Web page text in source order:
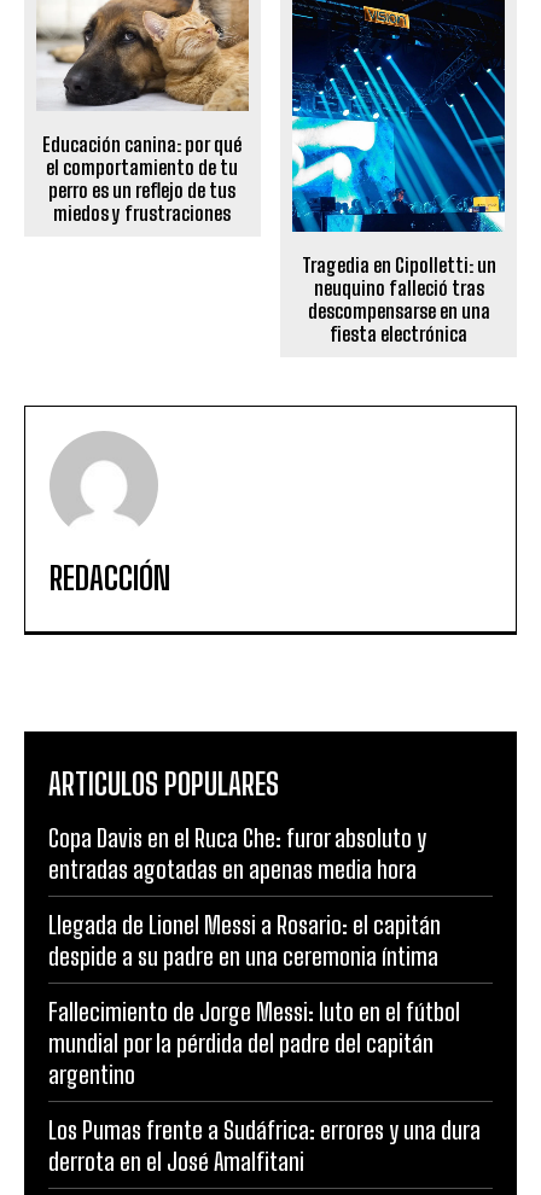
Educación canina: por qué
el comportamiento de tu
perro es un reflejo de tus
miedos y frustraciones
Tragedia en Cipolletti: un
neuquino falleció tras
descompensarse en una
fiesta electrónica
REDACCIÓN
ARTICULOS POPULARES
Copa Davis en el Ruca Che: furor absoluto y
entradas agotadas en apenas media hora
Llegada de Lionel Messi a Rosario: el capitán
despide a su padre en una ceremonia íntima
Fallecimiento de Jorge Messi: luto en el fútbol
mundial por la pérdida del padre del capitán
argentino
Los Pumas frente a Sudáfrica: errores y una dura
derrota en el José Amalfitani